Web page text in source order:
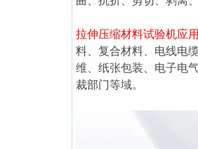
拉伸压缩材料试验机应
料、复合材料、电线电
维、纸张包装、电子电
裁部门等域。